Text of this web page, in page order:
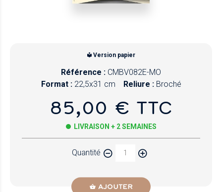
Version papier
Référence : CMBV082E-MO
Format : 22,5x31 cm Reliure : Broché
85,00 € TTC
LIVRAISON + 2 SEMAINES
Quantité
AJOUTER